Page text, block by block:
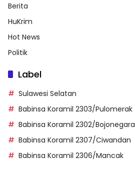
Berita
HuKrim
Hot News
Politik
Label
Sulawesi Selatan
Babinsa Koramil 2303/Pulomerak
Babinsa Koramil 2302/Bojonegara
Babinsa Koramil 2307/Ciwandan
Babinsa Koramil 2306/Mancak